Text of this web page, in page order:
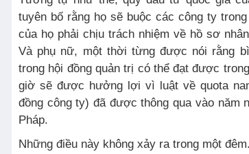
tuyên bố rằng họ sẽ buộc các công ty
của họ phải chịu trách nhiệm về hồ sơ
Và phụ nữ, một thời từng được nói rằng
trong hội đồng quản trị có thể đạt được
giờ sẽ được hưởng lợi vì luật về quota
đồng công ty) đã được thông qua vào năm
Pháp.
Những điều này không xảy ra trong một